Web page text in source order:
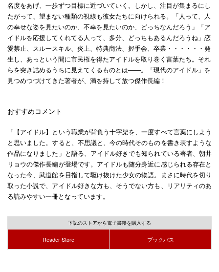
名度をあげ、一歩ずつ目標に近づいていく。しかし、注目が集まるにし
たがって、望まない種類の視線も彼女たちに向けられる。「人って、人
の幸せな姿を見たいのか、不幸を見たいのか、どっちなんだろう」「ア
イドルを応援してくれてる人って、多分、どっちもあるんだろうね」恋
愛禁止、スルースキル、炎上、特典商法、握手会、卒業・・・・・・発
生し、あっという間に市民権を得たアイドルを取り巻く言葉たち。それ
らを突き詰めるうちに見えてくるものとは――。「現代のアイドル」を
見つめつづけてきた著者が、満を持して放つ傑作長編！
おすすめコメント
「【アイドル】という職業が背負う十字架を、一度すべて言葉にしよう
と思いました。すると、不思議と、今の時代そのものを書き表すような
作品になりました」と語る、アイドル好きでも知られている著者、朝井
リョウの傑作長編が登場です。アイドルも随分身近に感じられる存在と
なった今、武道館を目指して駆け抜けた少女の物語。まさに時代を切り
取った小説で、アイドル好きな方も、そうでない方も、リアリティのあ
る読みやすい一冊となっています。
下記のストアから電子書籍を購入する
Reader Store ブックパス